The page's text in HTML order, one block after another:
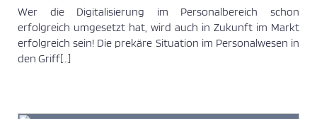
Wer die Digitalisierung im Personalbereich schon
erfolgreich umgesetzt hat, wird auch in Zukunft im Markt
erfolgreich sein! Die prekäre Situation im Personalwesen in
den Griff[…]